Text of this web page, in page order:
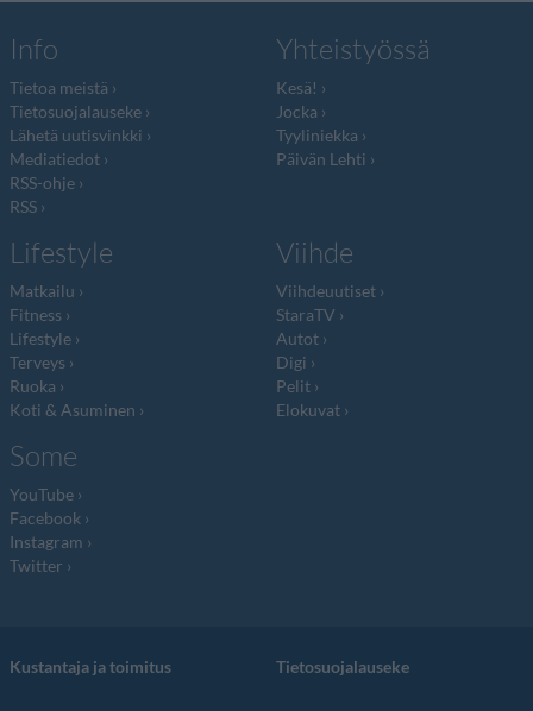
Info
Tietoa meistä
Tietosuojalauseke
Lähetä uutisvinkki
Mediatiedot
RSS-ohje
RSS
Yhteistyössä
Kesä!
Jocka
Tyyliniekka
Päivän Lehti
Lifestyle
Matkailu
Fitness
Lifestyle
Terveys
Ruoka
Koti & Asuminen
Viihde
Viihdeuutiset
StaraTV
Autot
Digi
Pelit
Elokuvat
Some
YouTube
Facebook
Instagram
Twitter
Kustantaja ja toimitus Tietosuojalauseke